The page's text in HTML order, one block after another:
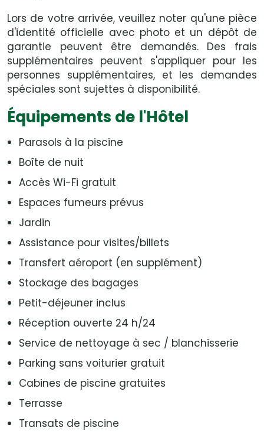
Lors de votre arrivée, veuillez noter qu'une pièce
d'identité officielle avec photo et un dépôt de
garantie peuvent être demandés. Des frais
supplémentaires peuvent s'appliquer pour les
personnes supplémentaires, et les demandes
spéciales sont sujettes à disponibilité.
Équipements de l'Hôtel
Parasols à la piscine
Boîte de nuit
Accès Wi-Fi gratuit
Espaces fumeurs prévus
Jardin
Assistance pour visites/billets
Transfert aéroport (en supplément)
Stockage des bagages
Petit-déjeuner inclus
Réception ouverte 24 h/24
Service de nettoyage à sec / blanchisserie
Parking sans voiturier gratuit
Cabines de piscine gratuites
Terrasse
Transats de piscine